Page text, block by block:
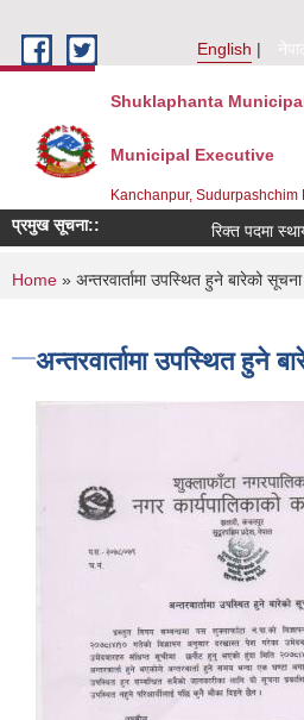
English
Shuklaphanta
Municipal Executive
Kanchanpur, Sudurpashchim
प्रमुख सूचना:: रिक्त पदमा
You are here
Home » अन्तरवार्तामा उपस्थित हुने बारेको सूचना
अन्तरवार्तामा उपस्थित हुने